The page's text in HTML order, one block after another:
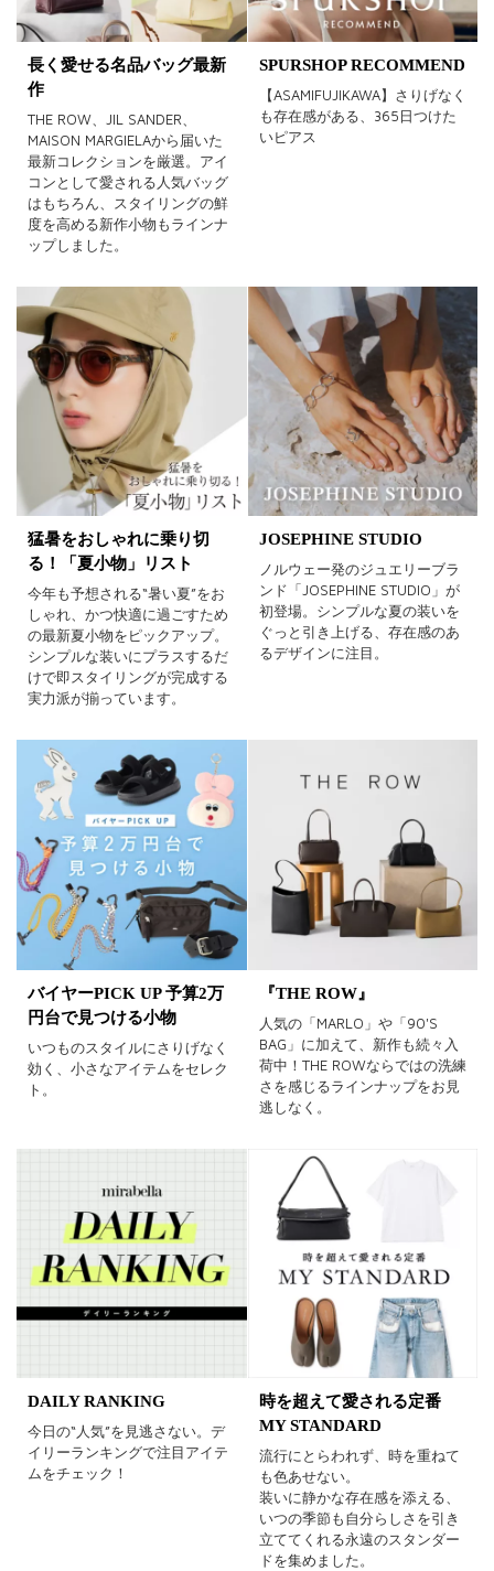
長く愛せる名品バッグ最新
作
THE ROW、JIL SANDER、
MAISON MARGIELAから届いた
最新コレクションを厳選。アイ
コンとして愛される人気バッグ
はもちろん、スタイリングの鮮
度を高める新作小物もラインナ
ップしました。
SPURSHOP RECOMMEND
【ASAMIFUJIKAWA】さりげなく
も存在感がある、365日つけた
いピアス
猛暑をおしゃれに乗り切
る！「夏小物」リスト
今年も予想される“暑い夏”をお
しゃれ、かつ快適に過ごすため
の最新夏小物をピックアップ。
シンプルな装いにプラスするだ
けで即スタイリングが完成する
実力派が揃っています。
JOSEPHINE STUDIO
ノルウェー発のジュエリーブラ
ンド「JOSEPHINE STUDIO」が
初登場。シンプルな夏の装いを
ぐっと引き上げる、存在感のあ
るデザインに注目。
バイヤーPICK UP 予算2万
円台で見つける小物
いつものスタイルにさりげなく
効く、小さなアイテムをセレク
ト。
『THE ROW』
人気の「MARLO」や「90'S
BAG」に加えて、新作も続々入
荷中！THE ROWならではの洗練
さを感じるラインナップをお見
逃しなく。
DAILY RANKING
今日の“人気”を見逃さない。デ
イリーランキングで注目アイテ
ムをチェック！
時を超えて愛される定番
MY STANDARD
流行にとらわれず、時を重ねて
も色あせない。
装いに静かな存在感を添える、
いつの季節も自分らしさを引き
立ててくれる永遠のスタンダー
ドを集めました。